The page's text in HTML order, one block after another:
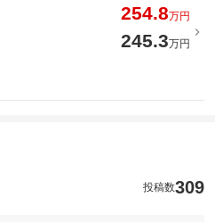
254.8万円
245.3万円
投稿数309